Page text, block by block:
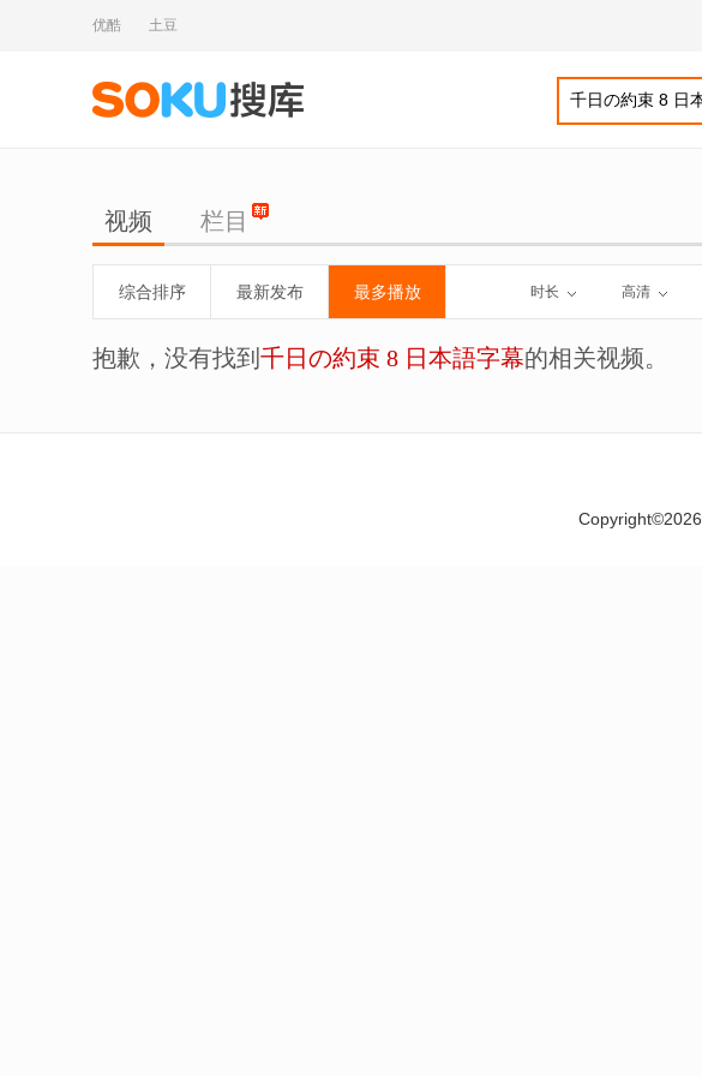
优酷 土豆
视频 栏目
综合排序 最新发布 最多播放 时长 高清
抱歉，没有找到 千日の約束 8 日本語字幕的相关视频。
Copyright©2026